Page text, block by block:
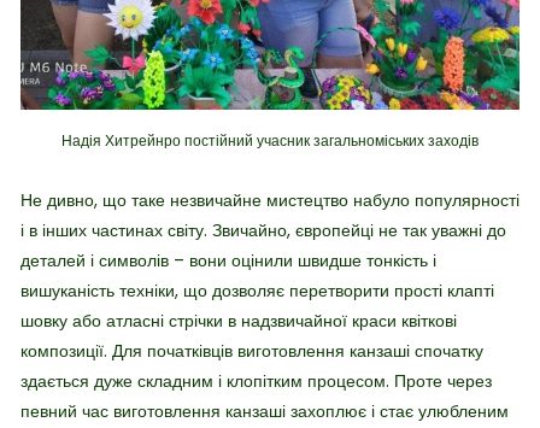
Надія Хитрейнро постійний учасник загальноміських заходів
Не дивно, що таке незвичайне мистецтво набуло популярності
і в інших частинах світу. Звичайно, європейці не так уважні до
деталей і символів – вони оцінили швидше тонкість і
вишуканість техніки, що дозволяє перетворити прості клапті
шовку або атласні стрічки в надзвичайної краси квіткові
композиції. Для початківців виготовлення канзаші спочатку
здається дуже складним і клопітким процесом. Проте через
певний час виготовлення канзаші захоплює і стає улюбленим